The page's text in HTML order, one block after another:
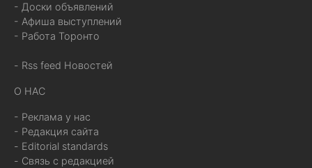
- Доски объявлений
- Афиша выступлений
- Работа Торонто
- Rss feed Новостей
О НАС
- Реклама у нас
- Редакция сайта
- Editorial standards
- Связь с редакцией